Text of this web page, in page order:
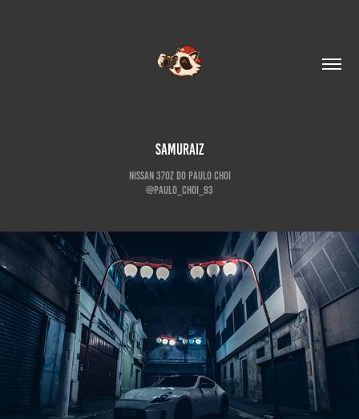
SamuraiZ
Nissan 370Z do Paulo Choi
@paulo_choi_93